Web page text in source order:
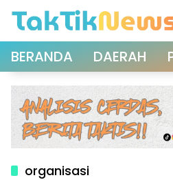
BERANDA DAERAH
organisasi